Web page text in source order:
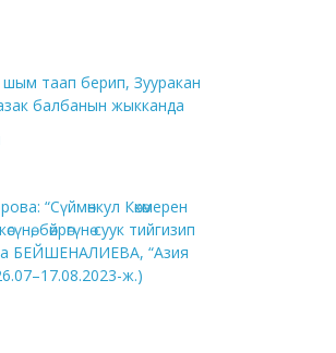
шым таап берип, Зууракан
балбанын жыкканда
“Сүймөнкул Көкөмерен
бөйрөгүнө суук тийгизип
БЕЙШЕНАЛИЕВА, “Азия
ж.)